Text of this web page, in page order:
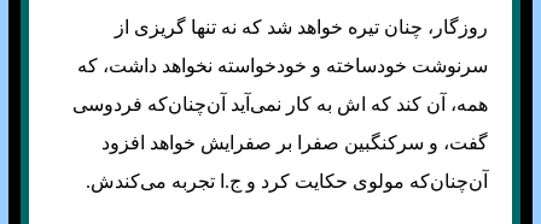
روزگار، چنان تیره خواهد شد که نه تنها گریزی از
سرنوشت خودساخته و خودخواسته نخواهد داشت، که
همه، آن کند که اش به کار نمی‌آید آن‌چنان‌که فردوسی
گفت، و سرکنگبین صفرا بر صفرایش خواهد افزود
آن‌چنان‌که مولوی حکایت کرد و ج.ا تجربه می‌کندش.